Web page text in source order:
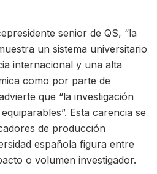
senior de QS, “la
un sistema universitario
internacional y una alta
como por parte de
que “la investigación
Esta carencia se
de producción
española figura entre
o volumen investigador.